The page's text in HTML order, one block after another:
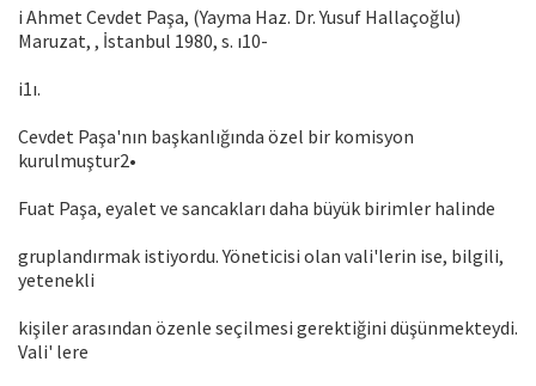
i Ahmet Cevdet Paşa, (Yayma Haz. Dr. Yusuf Hallaçoğlu)
Maruzat, , İstanbul 1980, s. ı10-
i1ı.
Cevdet Paşa'nın başkanlığında özel bir komisyon
kurulmuştur2•
Fuat Paşa, eyalet ve sancakları daha büyük birimler halinde
gruplandırmak istiyordu. Yöneticisi olan vali'lerin ise, bilgili,
yetenekli
kişiler arasından özenle seçilmesi gerektiğini düşünmekteydi.
Vali' lere